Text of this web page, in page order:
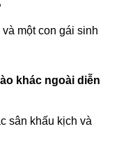
một con gái sinh
khác ngoài diễn
sân khấu kịch và